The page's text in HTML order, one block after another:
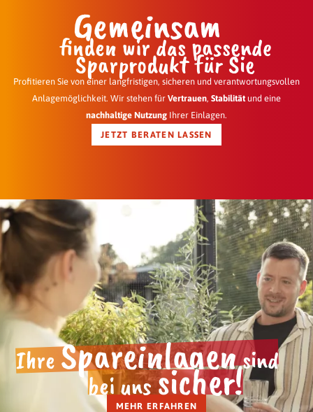
Gemeinsam
finden wir das passende
Sparprodukt für Sie
Profitieren Sie von einer langfristigen, sicheren und verantwortungsvollen
Anlagemöglichkeit. Wir stehen für Vertrauen, Stabilitätund eine
nachhaltige NutzungIhrer Einlagen.
JETZT BERATEN LASSEN
Ihre Spareinlagensind
bei unssicher!
MEHR ERFAHREN